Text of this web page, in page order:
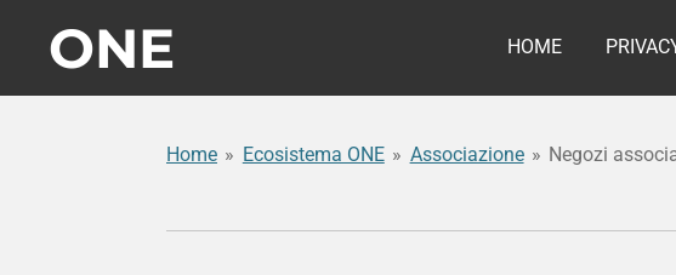
contenuto
ONE HOME
Home » Ecosistema ONE » Associazione » Negozi